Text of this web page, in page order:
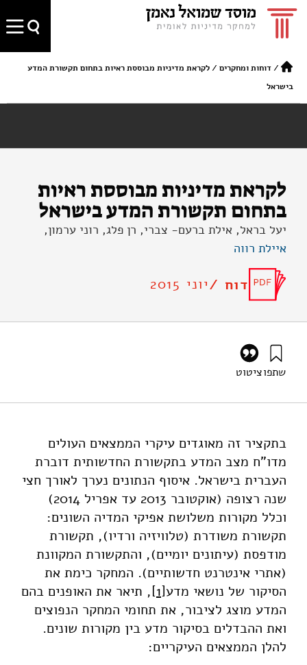
/דוחות ומחקרים /לקראת מדיניות מבוססת ראיות בתחום תקשורת המדע
בישראל
לקראת מדיניות מבוססת ראיות
בתחום תקשורת המדע בישראל
יעל בראל, אילת ברעם- צברי, רן פלג, רוני ערמון,
איילת רווה
דוח /יוני 2015
שתפוציטוט
policy-science-communication-israel
בתקציר זה מאוגדים עיקרי הממצאים העולים
מדו"ח מצב המדע בתקשורת החדשותית דוברת
העברית בישראל. איסוף הנתונים נערך לאורך חצי
שנה רצופה (אוקטובר 2013 עד אפריל 2014)
וכלל מקורות משלושת אפיקי המדיה השונים:
תקשורת משודרת (טלוויזיה ורדיו), תקשורת
מודפסת (עיתונים יומיים), והתקשורת המקוונת
(אתרי אינטרנט חדשותיים). המחקר כימת את
הסיקור של נושאי מדע[1]
, תיאר את האופנים בהם
המדע מוצג לציבור, את תחומי המחקר הנפוצים
ואת ההבדלים בסיקור מדע בין מקורות שונים.
להלן הממצאים העיקריים: